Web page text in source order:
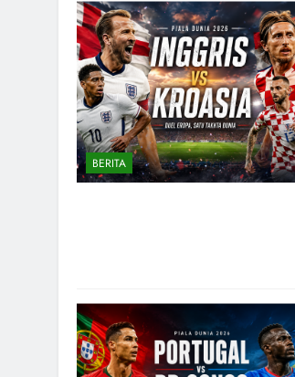
BERITA